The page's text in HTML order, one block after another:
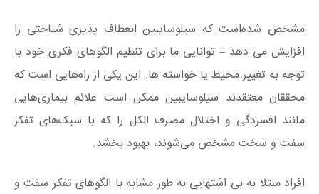
مشخص شده‌است که سیلوسایبین انعطاف پذیری شناختی را
افزایش می دهد – توانایی ما برای تنظیم الگوهای فکری خود با
توجه به تغییر محیط یا خواسته ها. این یکی از راه‌هایی است که
محققان معتقدند سیلوسایبین ممکن است علائم بیماری‌هایی
مانند افسردگی و اختلال مصرف الکل را که با سبک‌های تفکر
سفت و سخت مشخص می‌شوند، بهبود بخشد.
افراد مبتلا به بی اشتهایی به طور مشابه با الگوهای تفکر سفت و